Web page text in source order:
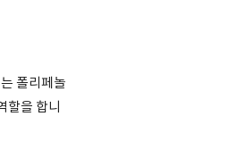
폴리페놀
할을 합니